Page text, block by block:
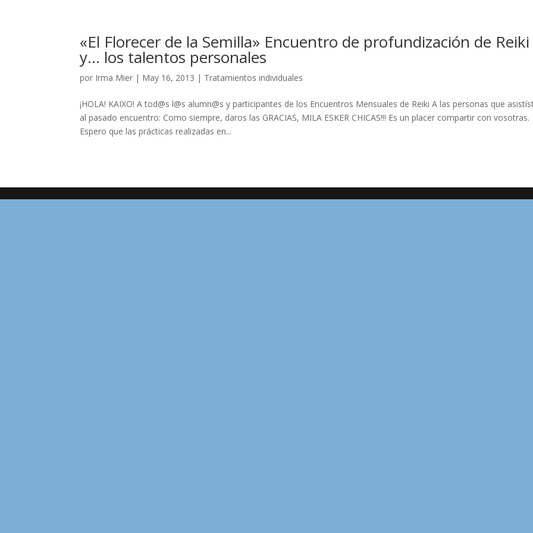
«El Florecer de la Semilla» Encuentro de profundización de Reiki
y… los talentos personales
por Irma Mier | May 16, 2013 | Tratamientos individuales
¡HOLA! KAIXO! A tod@s l@s alumn@s y participantes de los Encuentros Mensuales de Reiki A las personas que
al pasado encuentro: Como siempre, daros las GRACIAS, MILA ESKER CHICAS!!! Es un placer compartir con vosotras.
Espero que las prácticas realizadas en...